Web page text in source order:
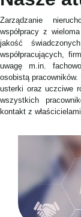
Zarządzanie
współpracy z
jakość
współpracujących,
uwagę m.in.
osobistą
usterki oraz uczciwe
wszystkich
kontakt z